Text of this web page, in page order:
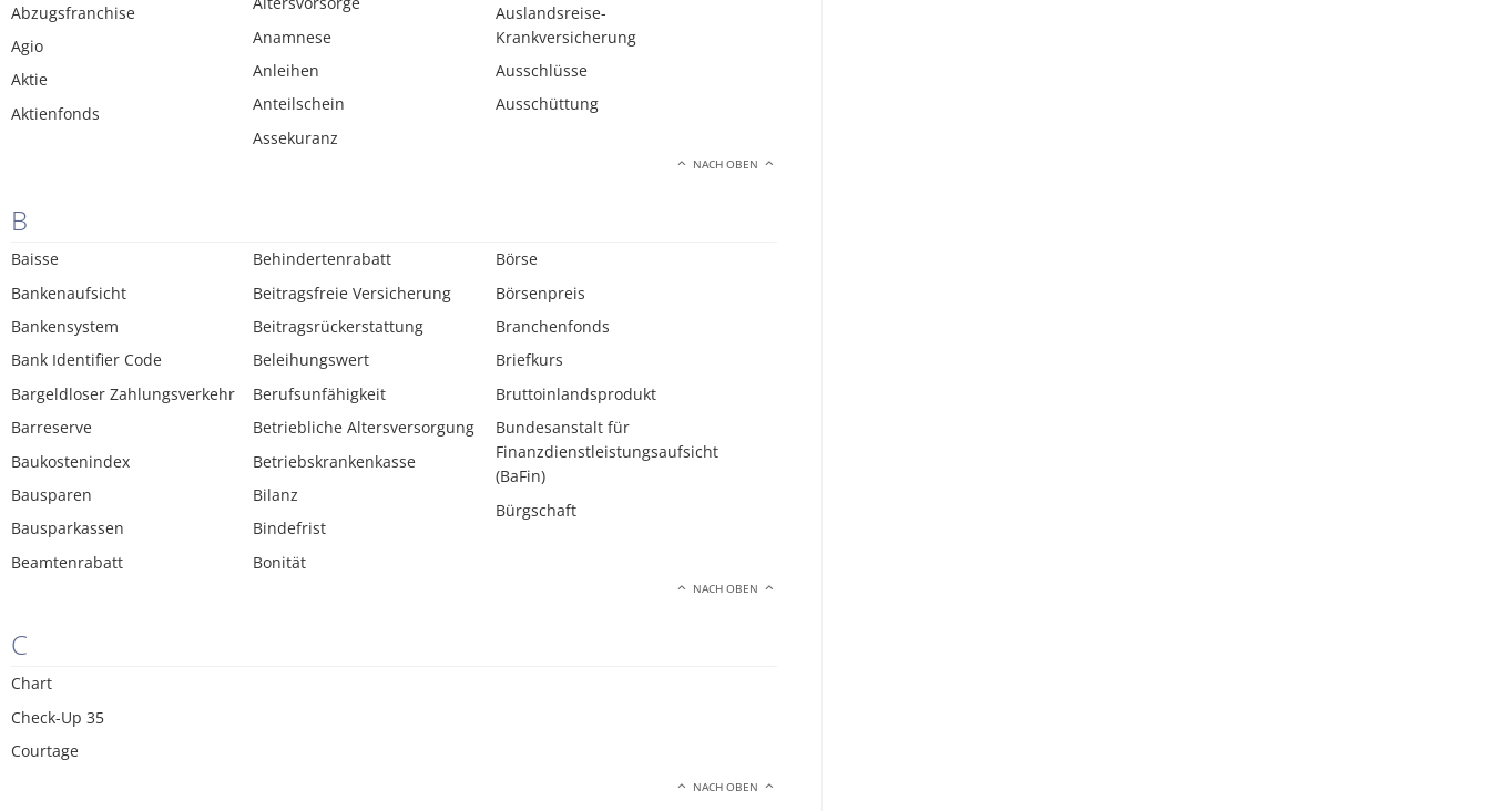
Abzugsfranchise
Agio
Aktie
Aktienfonds
Anamnese
Anleihen
Anteilschein
Assekuranz
Auslandsreise-
Krankversicherung
Ausschlüsse
Ausschüttung
NACH OBEN
B
Baisse
Bankenaufsicht
Bankensystem
Bank Identifier Code
Bargeldloser Zahlungsverkehr
Barreserve
Baukostenindex
Bausparen
Bausparkassen
Beamtenrabatt
Behindertenrabatt
Beitragsfreie Versicherung
Beitragsrückerstattung
Beleihungswert
Berufsunfähigkeit
Betriebliche Altersversorgung
Betriebskrankenkasse
Bilanz
Bindefrist
Bonität
Börse
Börsenpreis
Branchenfonds
Briefkurs
Bruttoinlandsprodukt
Bundesanstalt für
Finanzdienstleistungsaufsicht
(BaFin)
Bürgschaft
NACH OBEN
C
Chart
Check-Up 35
Courtage
NACH OBEN